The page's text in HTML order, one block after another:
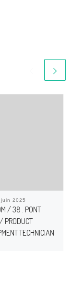
juin 2025
/ 38 . PONT
PRODUCT
TECHNICIAN